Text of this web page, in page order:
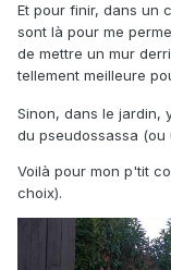
Et pour finir, dans un
sont là pour me
de mettre un mur
tellement meilleure
Sinon, dans le jardin,
du pseudossassa
Voilà pour mon p'tit
choix).